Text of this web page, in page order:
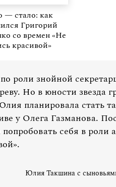
— стало: как
Григорий
со времен «Не
красивой»
роли знойной
Но в юности звезда
планировала стать
у Олега Газманова.
себя в роли
Юлия Такшина с